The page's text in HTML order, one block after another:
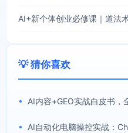
💡 猜你喜欢
•
•